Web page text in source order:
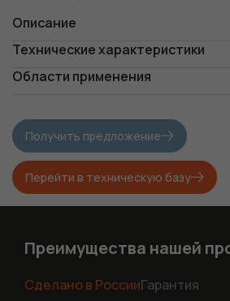
Описание
Технические характеристики
Области применения
Получить предложение
Перейти в техническую базу
Преимущества нашей
Сделано в РоссииГарантия